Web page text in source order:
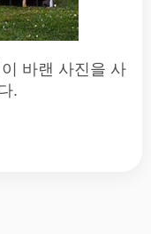
바랜 사진을 사
.